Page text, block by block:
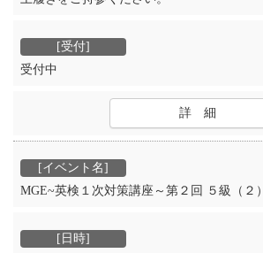
受付中
詳 細
MGE~英検１次対策講座～第２回 ５級（２）